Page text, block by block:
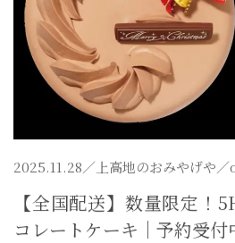
2025.11.28／ 上高地のおみやげや／
【全国配送】数量限定！
コレートケーキ｜予約受